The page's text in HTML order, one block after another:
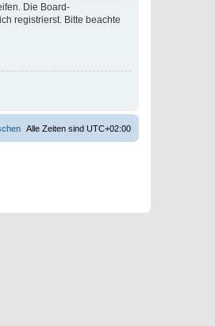
Die Board-
registrierst. Bitte beachte
Alle Zeiten sind UTC+02:00